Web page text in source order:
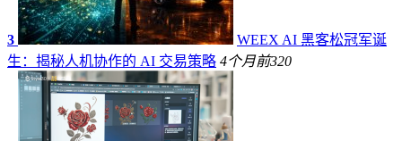
3
WEEX AI 黑客松冠军诞
生：揭秘人机协作的 AI 交易策略 4个月前320